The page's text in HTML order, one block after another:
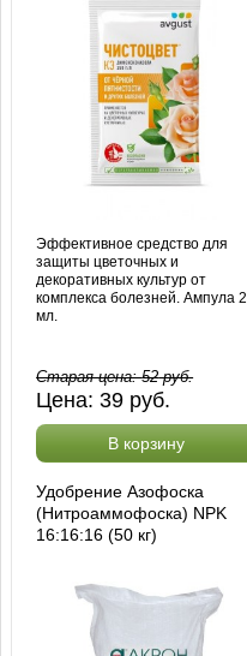
Эффективное средство для
защиты цветочных и
декоративных культур от
комплекса болезней. Ампула 2
мл.
Старая цена:52руб.
Цена:39 руб.
В корзину
Удобрение Азофоска
(Нитроаммофоска) NPK
16:16:16 (50 кг)